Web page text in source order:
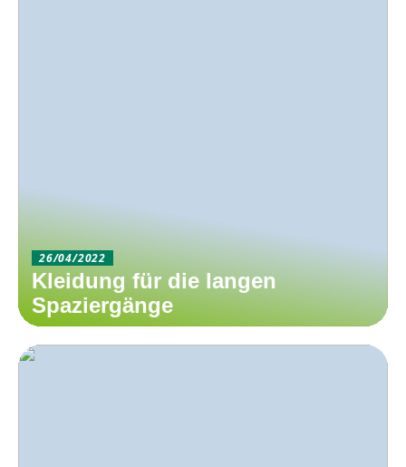
26/04/2022
Kleidung für die langen
Spaziergänge